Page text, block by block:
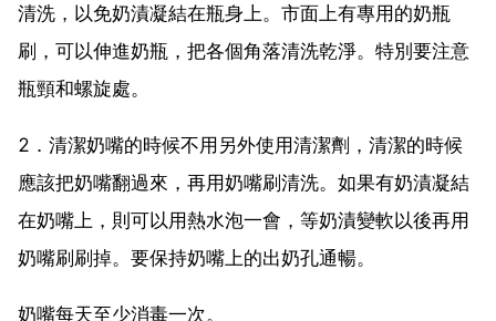
清洗，以免奶漬凝結在瓶身上。市面上有專用的奶瓶
刷，可以伸進奶瓶，把各個角落清洗乾淨。特別要注意
瓶頸和螺旋處。
2．清潔奶嘴的時候不用另外使用清潔劑，清潔的時候
應該把奶嘴翻過來，再用奶嘴刷清洗。如果有奶漬凝結
在奶嘴上，則可以用熱水泡一會，等奶漬變軟以後再用
奶嘴刷刷掉。要保持奶嘴上的出奶孔通暢。
奶嘴每天至少消毒一次。